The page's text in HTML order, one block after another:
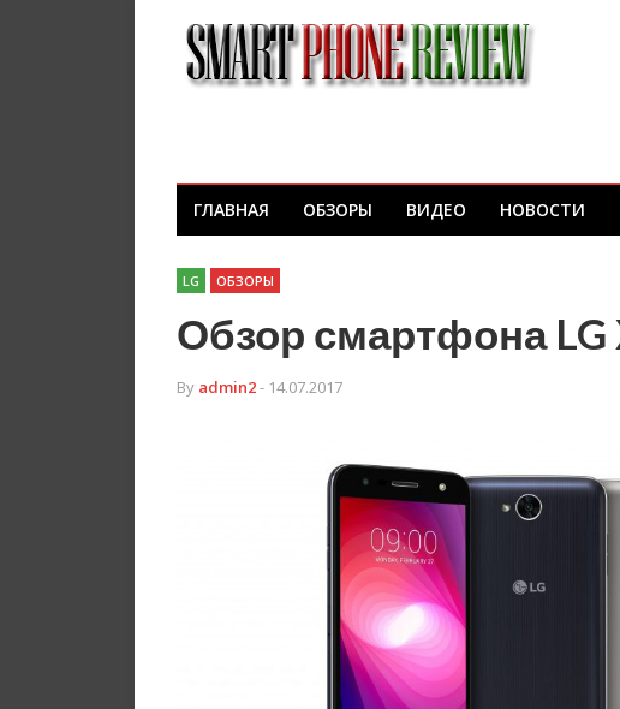
ГЛАВНАЯ ОБЗОРЫ ВИДЕО НОВОСТИ
LG ОБЗОРЫ
Обзор смартфона LG
By admin2- 14.07.2017